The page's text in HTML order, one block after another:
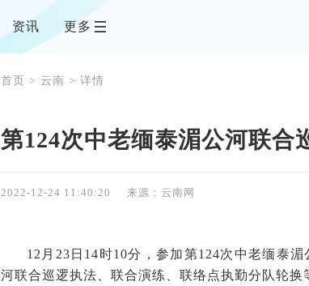
资讯 更多
首页 > 云南 > 详情
第124次中老缅泰湄公河联合
2022-12-24 11:40:20 来源：云南网
12月23日14时10分，参加第124次中老缅泰
河联合巡逻执法、联合演练、联络点执勤分队轮换